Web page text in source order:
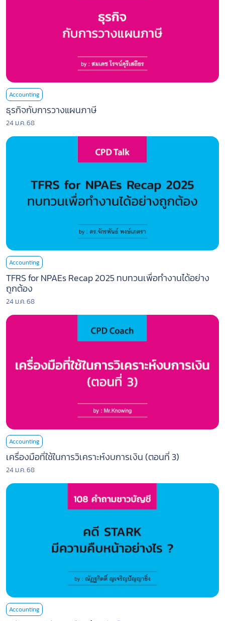
Accounting
ธุรกิจกับการวางแผนภาษี
24 ม.ค. 68
Accounting
TFRS for NPAEs Recap 2025 ทบทวนเพื่อทำงานได้อย่าง
ถูกต้อง
24 ม.ค. 68
Accounting
เครื่องมือที่ใช้ในการวิเคราะห์งบการเงิน (ตอนที่ 3)
24 ม.ค. 68
Accounting